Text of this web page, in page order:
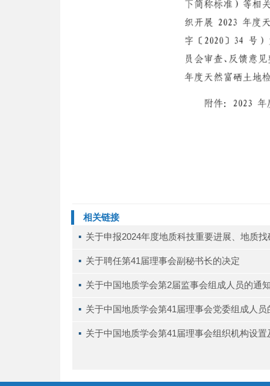
相关链接
▪ 关于申报2024年度地质科技重要进展、地质
▪ 关于聘任第41届理事会副秘书长的决定
▪ 关于中国地质学会第2届监事会组成人员的通
▪ 关于中国地质学会第41届理事会党委组成人员
▪ 关于中国地质学会第41届理事会组织机构设